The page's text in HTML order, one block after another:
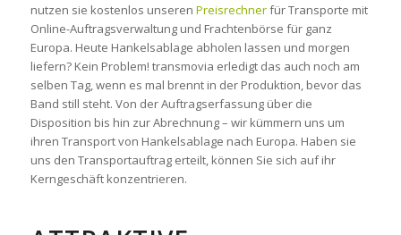
nutzen sie kostenlos unseren Preisrechnerfür Transporte mit
Online-Auftragsverwaltung und Frachtenbörse für ganz
Europa. Heute Hankelsablage abholen lassen und morgen
liefern? Kein Problem! transmovia erledigt das auch noch am
selben Tag, wenn es mal brennt in der Produktion, bevor das
Band still steht. Von der Auftragserfassung über die
Disposition bis hin zur Abrechnung – wir kümmern uns um
ihren Transport von Hankelsablage nach Europa. Haben sie
uns den Transportauftrag erteilt, können Sie sich auf ihr
Kerngeschäft konzentrieren.